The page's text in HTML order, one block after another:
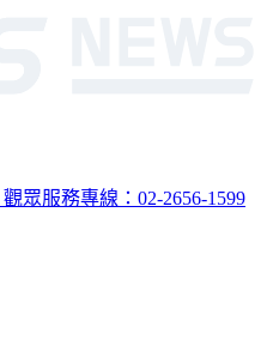
觀眾服務專線：02-2656-1599